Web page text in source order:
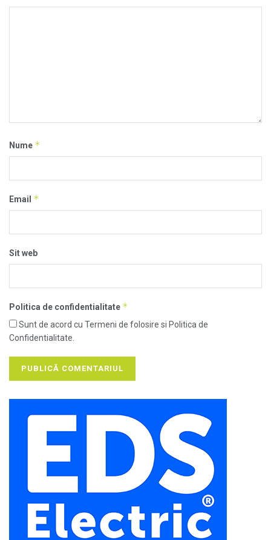
Nume *
Email *
Sit web
Politica de confidentialitate *
Sunt de acord cu Termeni de folosire si Politica de
Confidentialitate.